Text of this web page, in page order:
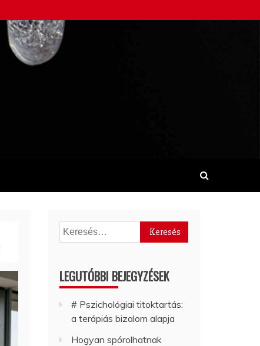
Keresés:
LEGUTÓBBI BEJEGYZÉSEK
# Pszichológiai titoktartás:
a terápiás bizalom alapja
Hogyan spórolhatnak